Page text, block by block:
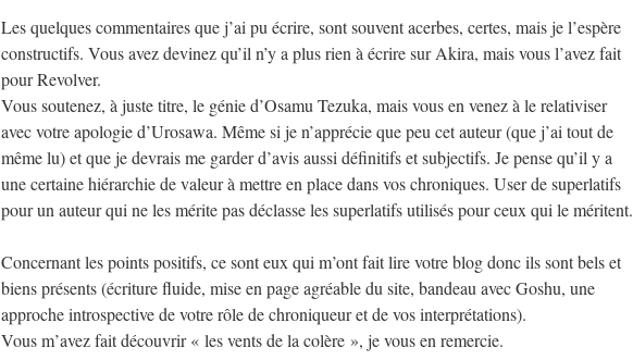
Les quelques commentaires que j’ai pu écrire, sont souvent acerbes, certes, mais je l’espère
constructifs. Vous avez devinez qu’il n’y a plus rien à écrire sur Akira, mais vous l’avez fait
pour Revolver.
Vous soutenez, à juste titre, le génie d’Osamu Tezuka, mais vous en venez à le relativiser
avec votre apologie d’Urosawa. Même si je n’apprécie que peu cet auteur (que j’ai tout de
même lu) et que je devrais me garder d’avis aussi définitifs et subjectifs. Je pense qu’il y a
une certaine hiérarchie de valeur à mettre en place dans vos chroniques. User de superlatifs
pour un auteur qui ne les mérite pas déclasse les superlatifs utilisés pour ceux qui le méritent.
Concernant les points positifs, ce sont eux qui m’ont fait lire votre blog donc ils sont bels et
biens présents (écriture fluide, mise en page agréable du site, bandeau avec Goshu, une
approche introspective de votre rôle de chroniqueur et de vos interprétations).
Vous m’avez fait découvrir « les vents de la colère », je vous en remercie.